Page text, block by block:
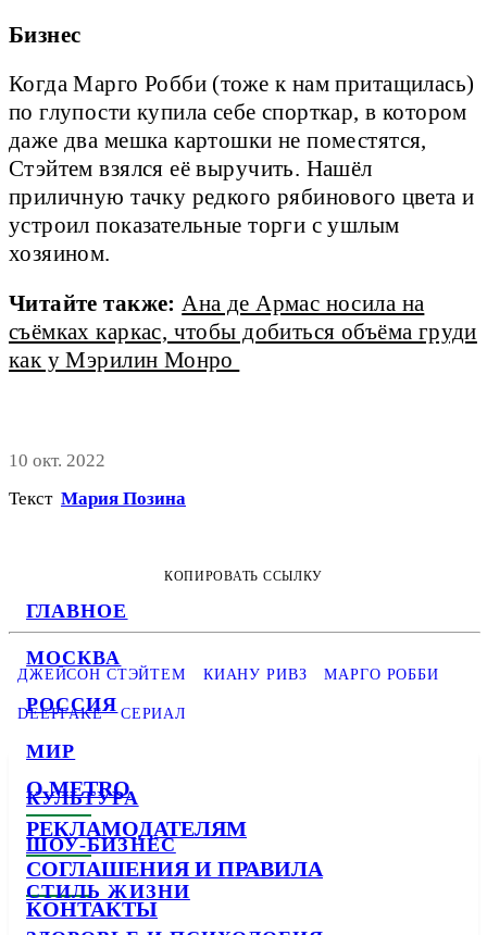
ГЛАВНОЕ
МОСКВА
РОССИЯ
МИР
КУЛЬТУРА
ШОУ-БИЗНЕС
СТИЛЬ ЖИЗНИ
Бизнес
Когда Марго Робби (тоже к нам притащилась)
по глупости купила себе спорткар, в котором
даже два мешка картошки не поместятся,
Стэйтем взялся её выручить. Нашёл
приличную тачку редкого рябинового цвета и
устроил показательные торги с ушлым
хозяином.
Читайте также: Ана де Армас носила на
съёмках каркас, чтобы добиться объёма груди
как у Мэрилин Монро
10 окт. 2022
Текст Мария Позина
КОПИРОВАТЬ ССЫЛКУ
ДЖЕЙСОН СТЭЙТЕМ КИАНУ РИВЗ МАРГО РОББИ
DEEPFAKE СЕРИАЛ
О METRO
РЕКЛАМОДАТЕЛЯМ
СОГЛАШЕНИЯ И ПРАВИЛА
КОНТАКТЫ